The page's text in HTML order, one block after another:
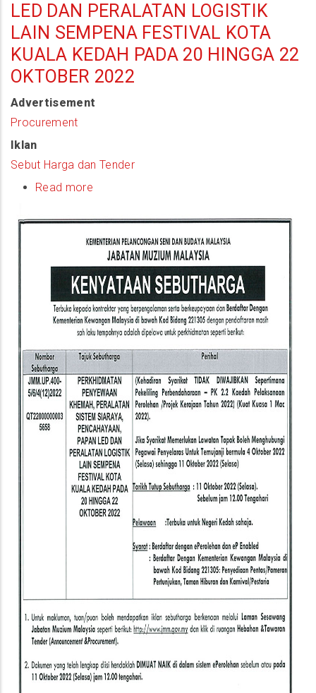
LED DAN PERALATAN LOGISTIK
LAIN SEMPENA FESTIVAL KOTA
KUALA KEDAH PADA 20 HINGGA 22
OKTOBER 2022
Advertisement
Procurement
Iklan
Sebut Harga dan Tender
Read more
Sebutharga)
Perkhidmatan
Penyewaan
Khemah,
Peralatan
Sistem
Pencahayaan,
Papan
Led
Dan
Peralatan
Logistik
Lain
Sempena
Festival
Pada
20
Hingga
22
Oktober